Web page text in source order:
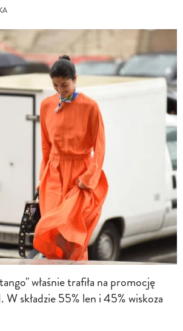
właśnie trafiła na promocję
składzie 55% len i 45% wiskoza